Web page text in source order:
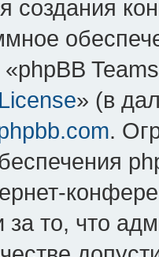
создания
» (в
.
за то, что